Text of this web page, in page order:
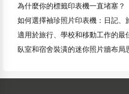
為什麼你的標籤印表機一直堵塞？
如何選擇袖珍照片印表機：日記
臥室和宿舍裝潢的迷你照片牆布局